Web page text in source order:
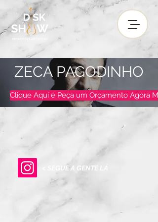
ZECA PAGODINHO
Clique Aqui e Peça um Orçamento Agora
< SEGUE A GENTE LÁ